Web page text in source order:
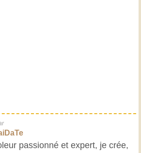
passionné et expert, je crée,